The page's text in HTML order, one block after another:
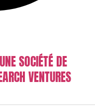
SOCIÉTÉ DE
VENTURES